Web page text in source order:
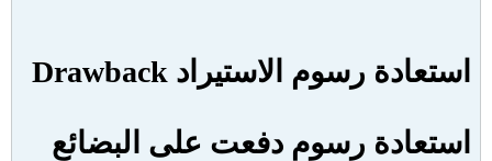
استعادة رسوم الاستيراد Drawback
استعادة رسوم دفعت على البضائع